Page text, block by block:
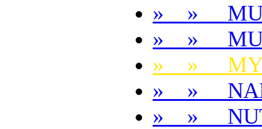
» »
» »
» »
» »
» »